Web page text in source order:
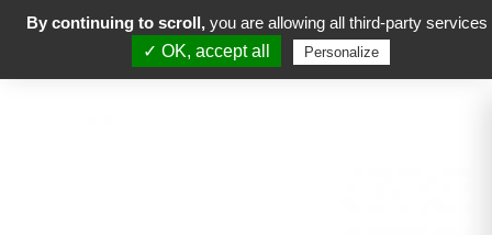
By continuing to scroll, you are allowing all third-party services
✓ OK, accept all
Personalize